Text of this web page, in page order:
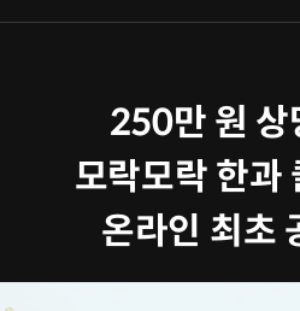
250만 원 상
모락모락 한과
온라인 최초